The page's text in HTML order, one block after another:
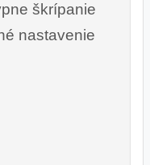
škrípanie
nastavenie